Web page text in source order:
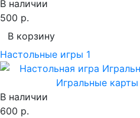
В наличии
500 р.
В корзину
Настольные игры 1
Игральные
В наличии
600 р.